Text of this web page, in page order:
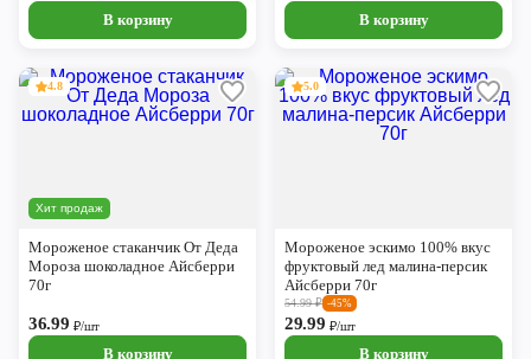
В корзину В корзину
Хит продаж
4.8
Мороженое стаканчик От Деда
Мороза шоколадное Айсберри
70г
36.99₽/шт
В корзину
5.0
Мороженое эскимо 100% вкус
фруктовый лед малина-персик
Айсберри 70г
54.99₽ -45%
29.99₽/шт
В корзину